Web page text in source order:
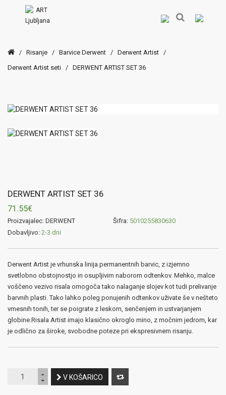
/ Risanje / Barvice Derwent / Derwent Artist /
Derwent Artist seti / DERWENT ARTIST SET 36
DERWENT ARTIST SET 36
71.55€
Proizvajalec: DERWENT Šifra: 5010255830630
Dobavljivo: 2-3 dni
Derwent Artist je vrhunska linija permanentnih barvic, z izjemno
svetlobno obstojnostjo in osupljivim naborom odtenkov. Mehko, malce
voščeno vezivo risala omogoča tako nalaganje slojev kot tudi prelivanje
barvnih plasti. Tako lahko poleg ponujenih odtenkov uživate še v nešteto
vmesnih tonih, ter se poigrate z leskom, senčenjem in ustvarjanjem
globine.Risala Artist imajo klasično okroglo mino, z močnim jedrom, kar
je odlično za široke, svobodne poteze pri ekspresivnem risanju.
V KOŠARICO